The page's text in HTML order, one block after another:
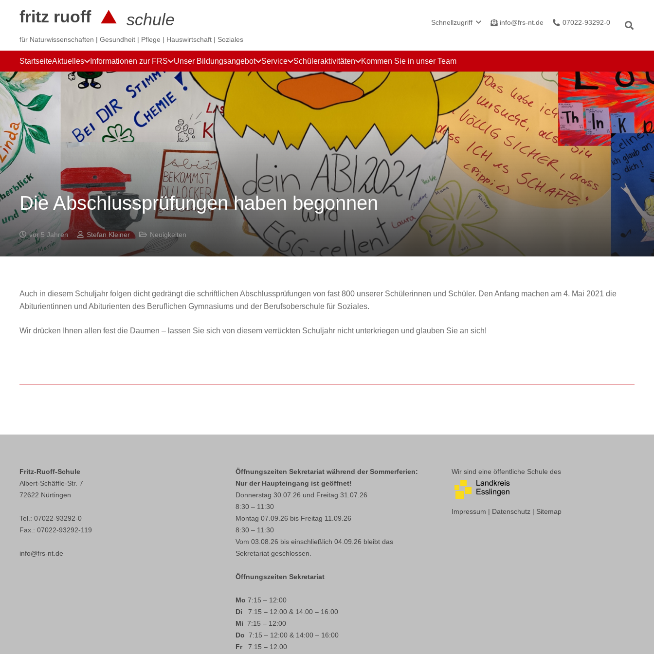
fritz ruoff schule
für Naturwissenschaften | Gesundheit | Pflege | Hauswirtschaft | Soziales
Schnellzugriff info@frs-nt.de 07022-93292-0
StartseiteAktuelles Informationen zur FRS Unser Bildungsangebot Service Schüleraktivitäten Kommen Sie in unser Team
Die Abschlussprüfungen haben begonnen
vor 5 Jahren Stefan Kleiner Neuigkeiten
Auch in diesem Schuljahr folgen dicht gedrängt die schriftlichen Abschlussprüfungen von fast 800 unserer Schülerinnen und Schüler. Den Anfang machen am 4. Mai 2021 die
Abiturientinnen und Abiturienten des Beruflichen Gymnasiums und der Berufsoberschule für Soziales.
Wir drücken Ihnen allen fest die Daumen – lassen Sie sich von diesem verrückten Schuljahr nicht unterkriegen und glauben Sie an sich!
Fritz-Ruoff-Schule
Albert-Schäffle-Str. 7
72622 Nürtingen
Tel.: 07022-93292-0
Fax.: 07022-93292-119
info@frs-nt.de
Öffnungszeiten Sekretariat während der Sommerferien:
Nur der Haupteingang ist geöffnet!
Donnerstag 30.07.26 und Freitag 31.07.26
8:30 – 11:30
Montag 07.09.26 bis Freitag 11.09.26
8:30 – 11:30
Vom 03.08.26 bis einschließlich 04.09.26 bleibt das
Sekretariat geschlossen.
Öffnungszeiten Sekretariat
Mo 7:15 – 12:00
Di 7:15 – 12:00 & 14:00 – 16:00
Mi 7:15 – 12:00
Do 7:15 – 12:00 & 14:00 – 16:00
Fr 7:15 – 12:00
Wir sind eine öffentliche Schule des
Impressum | Datenschutz | Sitemap